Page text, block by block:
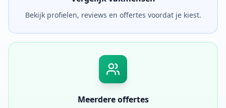
Bekijk profielen, reviews en offertes voordat je kiest.
Meerdere offertes